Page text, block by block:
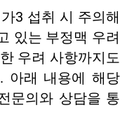
3 섭취 시 주의해
있는 부정맥 우려
우려 사항까지도
아래 내용에 해당
문의와 상담을 통